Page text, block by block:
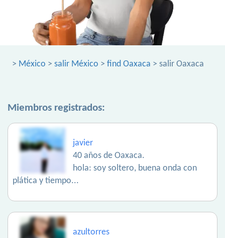
> México > salir México > find Oaxaca > salir Oaxaca
Miembros registrados:
javier
40 años de Oaxaca.
hola: soy soltero, buena onda con
plática y tiempo...
azultorres